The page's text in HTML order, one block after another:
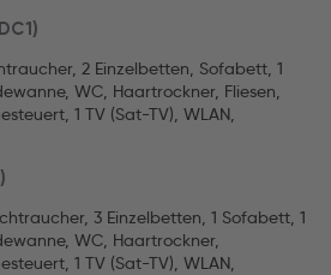
2 Einzelbetten, Sofabett, 1
WC, Haartrockner, Fliesen,
1 TV (Sat-TV), WLAN,
3 Einzelbetten, 1 Sofabett, 1
WC, Haartrockner,
1 TV (Sat-TV), WLAN,